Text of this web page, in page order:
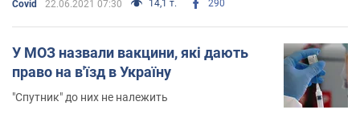
Covid 22.06.2021 07:30 14,1 т. 290
У МОЗ назвали вакцини, які дають
право на в'їзд в Україну
"Спутник" до них не належить